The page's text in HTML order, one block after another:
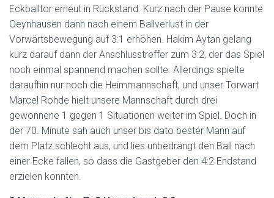
Eckballtor erneut in Rückstand. Kurz nach der Pause konnte
Oeynhausen dann nach einem Ballverlust in der
Vorwärtsbewegung auf 3:1 erhöhen. Hakim Aytan gelang
kurz darauf dann der Anschlusstreffer zum 3:2, der das Spiel
noch einmal spannend machen sollte. Allerdings spielte
daraufhin nur noch die Heimmannschaft, und unser Torwart
Marcel Rohde hielt unsere Mannschaft durch drei
gewonnene 1 gegen 1 Situationen weiter im Spiel. Doch in
der 70. Minute sah auch unser bis dato bester Mann auf
dem Platz schlecht aus, und lies unbedrängt den Ball nach
einer Ecke fallen, so dass die Gastgeber den 4:2 Endstand
erzielen konnten.